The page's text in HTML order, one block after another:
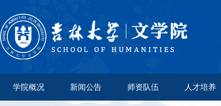
学院概况 新闻公告 师资队伍 人才培养